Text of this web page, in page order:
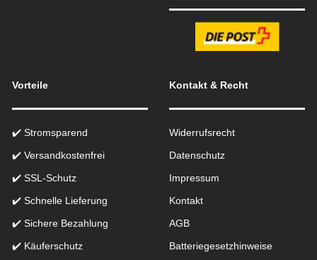
Vorteile
✔️ Stromsparend
✔️ Versandkostenfrei
✔️ SSL-Schutz
✔️ Schnelle Lieferung
✔️ Sichere Bezahlung
✔️ Käuferschutz
Kontakt & Recht
Widerrufsrecht
Datenschutz
Impressum
Kontakt
AGB
Batteriegesetzhinweise